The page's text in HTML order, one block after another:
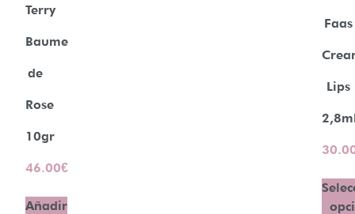
Terry
Baume
de
Rose
10gr
46.00€
Añadir
Faas
Lips